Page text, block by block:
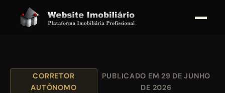
CORRETOR
AUTÔNOMO
PUBLICADO EM 29 DE JUNHO
DE 2026